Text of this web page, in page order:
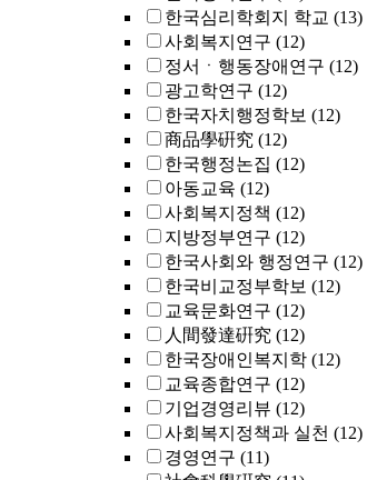
한국심리학회지 학교 (13)
사회복지연구 (12)
정서ㆍ행동장애연구 (12)
광고학연구 (12)
한국자치행정학보 (12)
商品學硏究 (12)
한국행정논집 (12)
아동교육 (12)
사회복지정책 (12)
지방정부연구 (12)
한국사회와 행정연구 (12)
한국비교정부학보 (12)
교육문화연구 (12)
人間發達硏究 (12)
한국장애인복지학 (12)
교육종합연구 (12)
기업경영리뷰 (12)
사회복지정책과 실천 (12)
경영연구 (11)